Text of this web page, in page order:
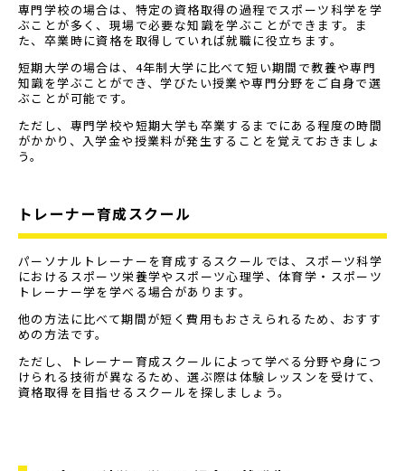
専門学校の場合は、特定の資格取得の過程でスポーツ科学を学
ぶことが多く、現場で必要な知識を学ぶことができます。ま
た、卒業時に資格を取得していれば就職に役立ちます。
短期大学の場合は、4年制大学に比べて短い期間で教養や専門
知識を学ぶことができ、学びたい授業や専門分野をご自身で選
ぶことが可能です。
ただし、専門学校や短期大学も卒業するまでにある程度の時間
がかかり、入学金や授業料が発生することを覚えておきましょ
う。
トレーナー育成スクール
パーソナルトレーナーを育成するスクールでは、スポーツ科学
におけるスポーツ栄養学やスポーツ心理学、体育学・スポーツ
トレーナー学を学べる場合があります。
他の方法に比べて期間が短く費用もおさえられるため、おすす
めの方法です。
ただし、トレーナー育成スクールによって学べる分野や身につ
けられる技術が異なるため、選ぶ際は体験レッスンを受けて、
資格取得を目指せるスクールを探しましょう。